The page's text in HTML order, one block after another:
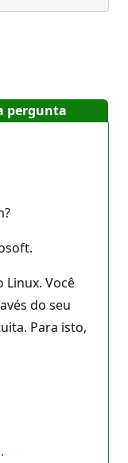
pergunta
Linux. Você
do seu
Para isto,